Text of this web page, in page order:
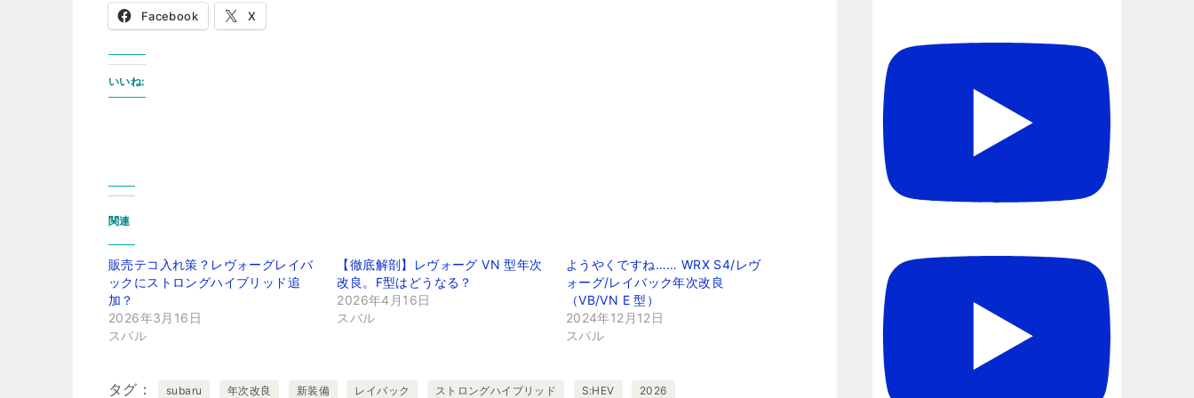
Facebook X
いいね:
関連
販売テコ入れ策？レヴォーグレイバ
ックにストロングハイブリッド追
加？
2026年3月16日
スバル
【徹底解剖】レヴォーグ VN 型年次
改良。F型はどうなる？
2026年4月16日
スバル
ようやくですね…… WRX S4/レヴ
ォーグ/レイバック年次改良
（VB/VN E 型）
2024年12月12日
スバル
タグ subaru 年次改良 新装備 レイバック ストロングハイブリッド S:HEV 2026